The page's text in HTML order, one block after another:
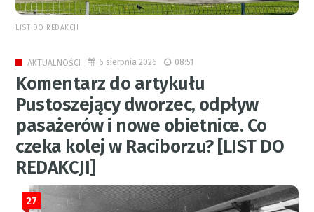
LIST DO REDAKCJI
AKTUALNOŚCI 6 sierpnia 2026 08:51
Komentarz do artykułu
Pustoszejący dworzec, odpływ
pasażerów i nowe obietnice. Co
czeka kolej w Raciborzu? [LIST DO
REDAKCJI]
27